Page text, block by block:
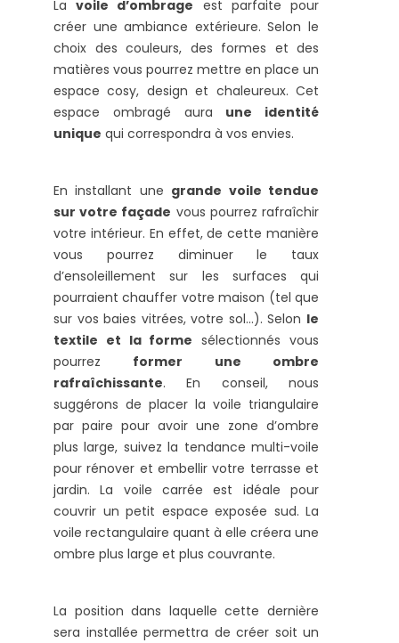
Lavoile d’ombrage est parfaite pour
créer une ambiance extérieure. Selon le
choix des couleurs, des formes et des
matières vous pourrez mettre en place un
espace cosy, design et chaleureux. Cet
espace ombragé aura une identité
unique qui correspondra à vos envies.
En installant une grande voile tendue
sur votre façade vous pourrez rafraîchir
votre intérieur. En effet, de cette manière
vous pourrez diminuer le taux
d’ensoleillement sur les surfaces qui
pourraient chauffer votre maison (tel que
sur vos baies vitrées, votre sol…). Selon le
textile et la forme sélectionnés vous
pourrez former une ombre
rafraîchissante. En conseil, nous
suggérons de placer la voile triangulaire
par paire pour avoir une zone d’ombre
plus large, suivez la tendance multi-voile
pour rénover et embellir votre terrasse et
jardin. La voile carrée est idéale pour
couvrir un petit espace exposée sud. La
voile rectangulaire quant à elle créera une
ombre plus large et plus couvrante.
La position dans laquelle cette dernière
sera installée permettra de créer soit un